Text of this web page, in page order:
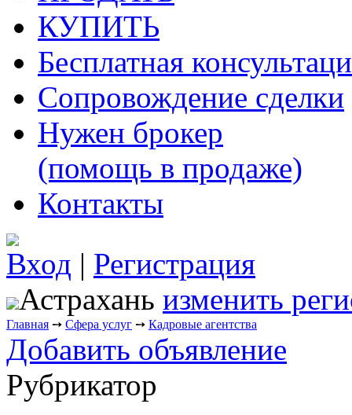
КУПИТЬ
Бесплатная
Сопровождение сделки
Нужен брокер
(помощь в продаже)
Контакты
Вход | Регистрация
Астрахань изменить
Главная ➙ Сфера услуг ➙ Кадровые агентства
Добавить объявление
Рубрикатор